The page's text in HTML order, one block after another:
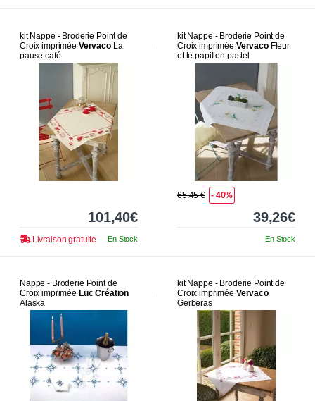
kit Nappe - Broderie Point de
Croix imprimée VervacoLa
pause café
101,40€
Livraison gratuite En Stock
kit Nappe - Broderie Point de
Croix imprimée VervacoFleur
et le papillon pastel
65.45 € - 40%
39,26€
En Stock
Nappe - Broderie Point de
Croix imprimée Luc Création
Alaska
kit Nappe - Broderie Point de
Croix imprimée Vervaco
Gerberas